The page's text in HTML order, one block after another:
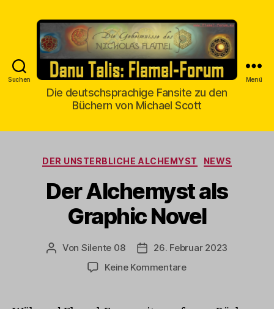
Suchen
Danu
Talis
Die deutschsprachige Fansite zu den
Büchern von Michael Scott
Menü
Kategorien
DER UNSTERBLICHE ALCHEMYST NEWS
Der Alchemyst als
Graphic Novel
Beitragsautor
Von Silente 08 Veröffentlichungsdatum
26. Februar 2023
Keine Kommentarezu